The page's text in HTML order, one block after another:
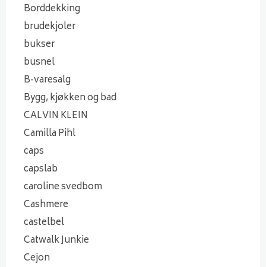
Borddekking
brudekjoler
bukser
busnel
B-varesalg
Bygg, kjøkken og bad
CALVIN KLEIN
Camilla Pihl
caps
capslab
caroline svedbom
Cashmere
castelbel
Catwalk Junkie
Cejon